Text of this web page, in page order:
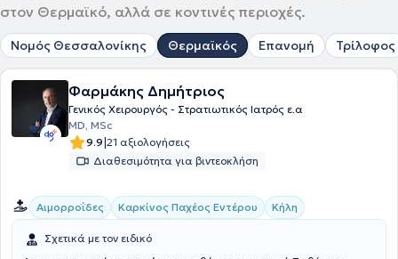
στον Θερμαϊκό, αλλά σε κοντινές περιοχές.
Νομός Θεσσαλονίκης Θερμαϊκός Επανομή Τρίλοφος
Φαρμάκης Δημήτριος
Γενικός Χειρουργός - Στρατιωτικός Ιατρός ε.α
MD, MSc
9.9|21 αξιολογήσεις
Διαθεσιμότητα για βιντεοκλήση
Αιμορροΐδες Καρκίνος Παχέος Εντέρου Κήλη
Σχετικά με τον ειδικό